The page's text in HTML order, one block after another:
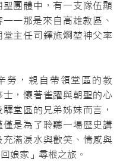
聖團體中，有一支隊伍顯
——那是來自高雄教區、
堂主任司鐸施烱堃神父率
勞，親自帶領堂區的教
士，懷著雀躍與朝聖的心
堂區的兄弟姊妹而言，
僅是為了聆聽一場歷史講
充滿淚水與歡笑、情感與
娘家」尋根之旅。